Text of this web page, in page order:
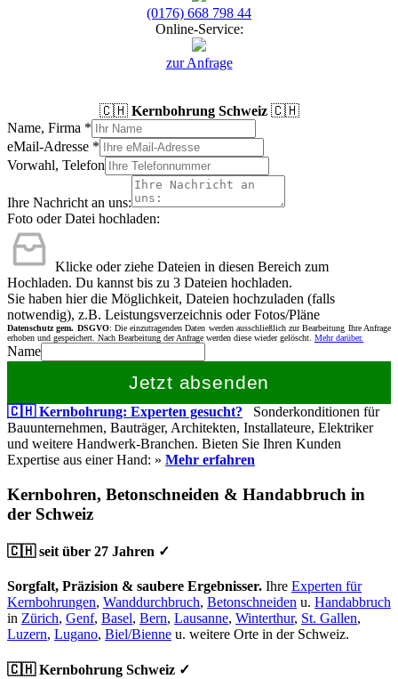
(0176) 668 798 44
Online-Service:
zur Anfrage
🇨🇭 Kernbohrung Schweiz🇨🇭
Name, Firma *
eMail-Adresse *
Vorwahl, Telefon
Ihre Nachricht an uns:
Foto oder Datei hochladen:
Klicke oder ziehe Dateien in diesen Bereich zum
Hochladen. Du kannst bis zu 3 Dateien hochladen.
Sie haben hier die Möglichkeit, Dateien hochzuladen (falls
notwendig), z.B. Leistungsverzeichnis oder Fotos/Pläne
Datenschutz gem. DSGVO: Die einzutragenden Daten werden ausschließlich zur Bearbeitung Ihre Anfrage
erhoben und gespeichert. Nach Bearbeitung der Anfrage werden diese wieder gelöscht. Mehr darüber.
Name
Jetzt absenden
🇨🇭 Kernbohrung: Experten gesucht? Sonderkonditionen für
Bauunternehmen, Bauträger, Architekten, Installateure, Elektriker
und weitere Handwerk-Branchen. Bieten Sie Ihren Kunden
Expertise aus einer Hand: » Mehr erfahren
Kernbohren, Betonschneiden & Handabbruch in
der Schweiz
🇨🇭 seit über 27 Jahren ✓
Sorgfalt, Präzision & saubere Ergebnisser. Ihre Experten für
Kernbohrungen, Wanddurchbruch, Betonschneiden u. Handabbruch
in Zürich, Genf, Basel, Bern, Lausanne, Winterthur, St. Gallen,
Luzern, Lugano, Biel/Bienne u. weitere Orte in der Schweiz.
🇨🇭 Kernbohrung Schweiz ✓